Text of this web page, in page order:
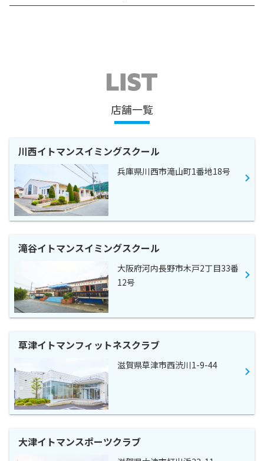
店舗一覧
川西イトマンスイミングスクール
兵庫県川西市滝山町1番地18号
滝谷イトマンスイミングスクール
大阪府河内長野市木戸2丁目33番
12号
草津イトマンフィットネスクラブ
滋賀県草津市西渋川1-9-44
大津イトマンスポーツクラブ